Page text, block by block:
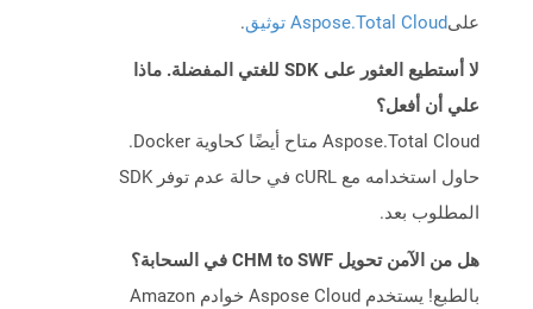
علىAspose.Total Cloud توثيق .
لا أستطيع العثور على SDK للغتي المفضلة. ماذا
علي أن أفعل؟
Aspose.Total Cloud متاح أيضًا كحاوية Docker.
حاول استخدامه مع cURL في حالة عدم توفر SDK
المطلوب بعد.
هل من الآمن تحويل CHM to SWF في السحابة؟
بالطبع! يستخدم Aspose Cloud خوادم Amazon